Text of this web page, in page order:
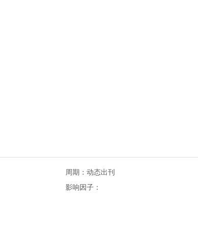
周期：动态出刊
影响因子：